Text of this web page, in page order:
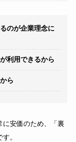
のが企業理念に
利用できるから
ら
に安価のため、「裏
。